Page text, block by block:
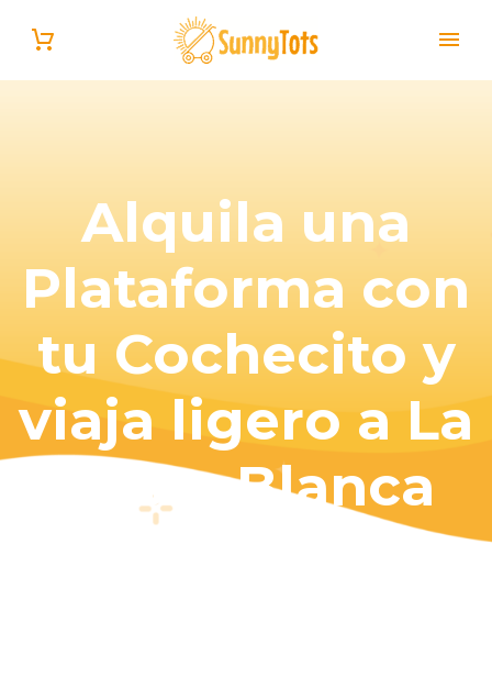
Español
Alquila una
Plataforma con
tu Cochecito y
viaja ligero a La
Costa Blanca